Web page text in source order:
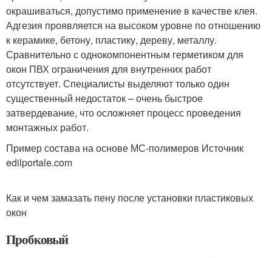
окрашиваться, допустимо применение в качестве клея.
Адгезия проявляется на высоком уровне по отношению
к керамике, бетону, пластику, дереву, металлу.
Сравнительно с однокомпонентным герметиком для
окон ПВХ ограничения для внутренних работ
отсутствует. Специалисты выделяют только один
существенный недостаток – очень быстрое
затвердевание, что осложняет процесс проведения
монтажных работ.
Пример состава на основе МС-полимеров Источник
edilportale.com
Как и чем замазать пену после установки пластиковых
окон
Пробковый